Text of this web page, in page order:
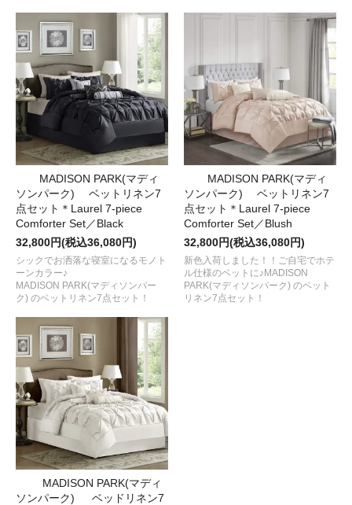
MADISON PARK(マディ
ソンパーク) ベットリネン7
点セット＊Laurel 7-piece
Comforter Set／Black
32,800円(税込36,080円)
シックでお洒落な寝室になるモノト
ーンカラー♪
MADISON PARK(マディソンパー
ク) のベットリネン7点セット！
MADISON PARK(マディ
ソンパーク) ベットリネン7
点セット＊Laurel 7-piece
Comforter Set／Blush
32,800円(税込36,080円)
新色入荷しました！！ご自宅でホテ
ル仕様のベットに♪MADISON
PARK(マディソンパーク) のベット
リネン7点セット！
MADISON PARK(マディ
ソンパーク) ベッドリネン7